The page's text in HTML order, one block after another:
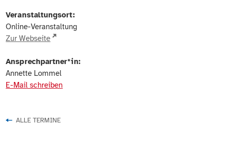
Veranstaltungsort:
Online-Veranstaltung
Zur Webseite
Ansprechpartner*in:
Annette Lommel
E-Mail schreiben
ALLE TERMINE